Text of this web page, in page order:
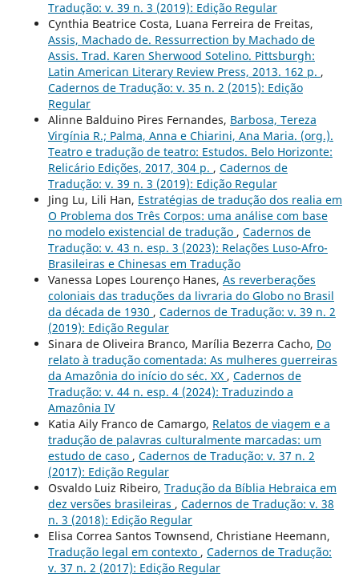
Tradução: v. 39 n. 3 (2019): Edição Regular
Cynthia Beatrice Costa, Luana Ferreira de Freitas,
Assis, Machado de. Ressurrection by Machado de
Assis. Trad. Karen Sherwood Sotelino. Pittsburgh:
Latin American Literary Review Press, 2013. 162 p. ,
Cadernos de Tradução: v. 35 n. 2 (2015): Edição
Regular
Alinne Balduino Pires Fernandes, Barbosa, Tereza
Virgínia R.; Palma, Anna e Chiarini, Ana Maria. (org.).
Teatro e tradução de teatro: Estudos. Belo Horizonte:
Relicário Edições, 2017, 304 p. , Cadernos de
Tradução: v. 39 n. 3 (2019): Edição Regular
Jing Lu, Lili Han, Estratégias de tradução dos realia em
O Problema dos Três Corpos: uma análise com base
no modelo existencial de tradução , Cadernos de
Tradução: v. 43 n. esp. 3 (2023): Relações Luso-Afro-
Brasileiras e Chinesas em Tradução
Vanessa Lopes Lourenço Hanes, As reverberações
coloniais das traduções da livraria do Globo no Brasil
da década de 1930 , Cadernos de Tradução: v. 39 n. 2
(2019): Edição Regular
Sinara de Oliveira Branco, Marília Bezerra Cacho, Do
relato à tradução comentada: As mulheres guerreiras
da Amazônia do início do séc. XX , Cadernos de
Tradução: v. 44 n. esp. 4 (2024): Traduzindo a
Amazônia IV
Katia Aily Franco de Camargo, Relatos de viagem e a
tradução de palavras culturalmente marcadas: um
estudo de caso , Cadernos de Tradução: v. 37 n. 2
(2017): Edição Regular
Osvaldo Luiz Ribeiro, Tradução da Bíblia Hebraica em
dez versões brasileiras , Cadernos de Tradução: v. 38
n. 3 (2018): Edição Regular
Elisa Correa Santos Townsend, Christiane Heemann,
Tradução legal em contexto , Cadernos de Tradução:
v. 37 n. 2 (2017): Edição Regular